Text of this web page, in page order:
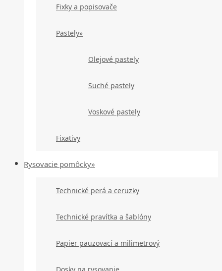
Fixky a popisovače
Pastely»
Olejové pastely
Suché pastely
Voskové pastely
Fixativy
Rysovacie pomôcky»
Technické perá a ceruzky
Technické pravítka a šablóny
Papier pauzovací a milimetrový
Dosky na rysovanie